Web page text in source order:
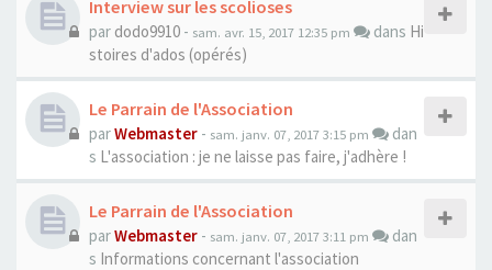
Interview sur les scolioses
par dodo9910 - sam. avr. 15, 2017 12:35 pm dans Hi
stoires d'ados (opérés)
Le Parrain de l'Association
parWebmaster - sam. janv. 07, 2017 3:15 pm
dan
s L'association : je ne laisse pas faire, j'adhère !
Le Parrain de l'Association
parWebmaster - sam. janv. 07, 2017 3:11 pm
dan
s Informations concernant l'association